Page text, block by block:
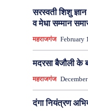
सरस्वती शिशु
व मेधा सम्मान
महराजगंज February
मदरसा बैजौली के
महराजगंज
दंगा नियंत्रण